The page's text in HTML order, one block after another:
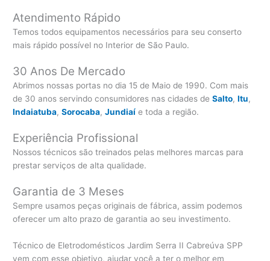
Atendimento Rápido
Temos todos equipamentos necessários para seu conserto
mais rápido possível no Interior de São Paulo.
30 Anos De Mercado
Abrimos nossas portas no dia 15 de Maio de 1990. Com mais
de 30 anos servindo consumidores nas cidades deSalto,Itu,
Indaiatuba,Sorocaba,Jundiaí e toda a região.
Experiência Profissional
Nossos técnicos são treinados pelas melhores marcas para
prestar serviços de alta qualidade.
Garantia de 3 Meses
Sempre usamos peças originais de fábrica, assim podemos
oferecer um alto prazo de garantia ao seu investimento.
Técnico de Eletrodomésticos Jardim Serra II Cabreúva SPP
vem com esse objetivo, ajudar você a ter o melhor em